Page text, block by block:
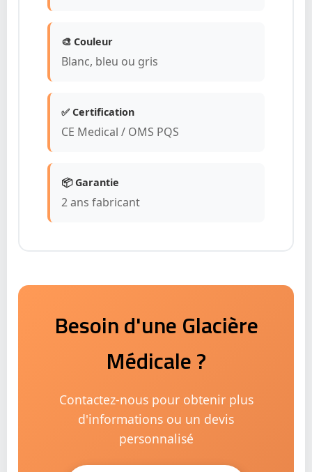
🎨 Couleur
Blanc, bleu ou gris
✅ Certification
CE Medical / OMS PQS
📦 Garantie
2 ans fabricant
Besoin d'une Glacière
Médicale ?
Contactez-nous pour obtenir plus
d'informations ou un devis
personnalisé